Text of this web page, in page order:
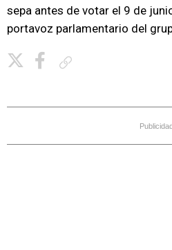
sepa antes de votar el 9 de
portavoz parlamentario del